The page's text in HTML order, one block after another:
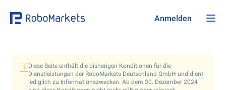
Anmelden
i Diese Seite enthält die bisherigen Konditionen für die
Dienstleistungen der RoboMarkets Deutschland GmbH und dient
lediglich zu Informationszwecken. Ab dem 30. Dezember 2024